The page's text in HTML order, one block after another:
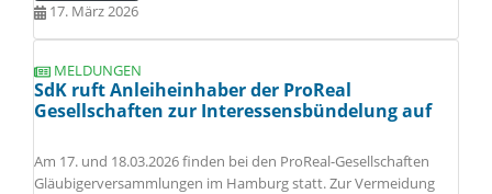
17. März 2026
MELDUNGEN
SdK ruft Anleiheinhaber der ProReal
Gesellschaften zur Interessensbündelung auf
Am 17. und 18.03.2026 finden bei den ProReal-Gesellschaften
Gläubigerversammlungen im Hamburg statt. Zur Vermeidung